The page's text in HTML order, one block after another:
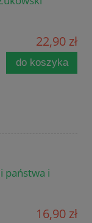
22,90 zł
do koszyka
państwa i
16,90 zł